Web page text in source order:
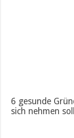
6 gesunde
sich nehmen